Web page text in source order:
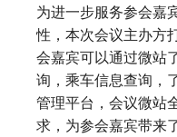
为进一步服务参会嘉
性，本次会议主办方
会嘉宾可以通过微站
询，乘车信息查询，
管理平台，会议微站
求，为参会嘉宾带来